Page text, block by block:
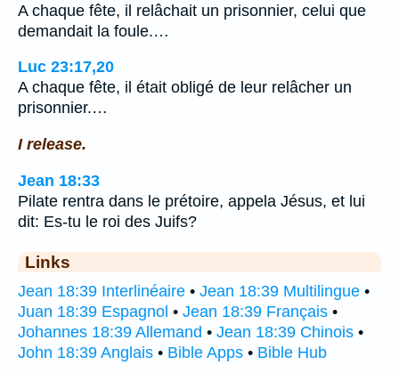
A chaque fête, il relâchait un prisonnier, celui que
demandait la foule.…
Luc 23:17,20
A chaque fête, il était obligé de leur relâcher un
prisonnier.…
I release.
Jean 18:33
Pilate rentra dans le prétoire, appela Jésus, et lui
dit: Es-tu le roi des Juifs?
Links
Jean 18:39 Interlinéaire • Jean 18:39 Multilingue •
Juan 18:39 Espagnol • Jean 18:39 Français •
Johannes 18:39 Allemand • Jean 18:39 Chinois •
John 18:39 Anglais • Bible Apps • Bible Hub